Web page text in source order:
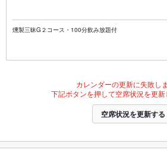
燻製三昧G２コース・100分飲み放題付
カレンダーの更新に失敗しま
下記ボタンを押して空席状況を更新
空席状況を更新する